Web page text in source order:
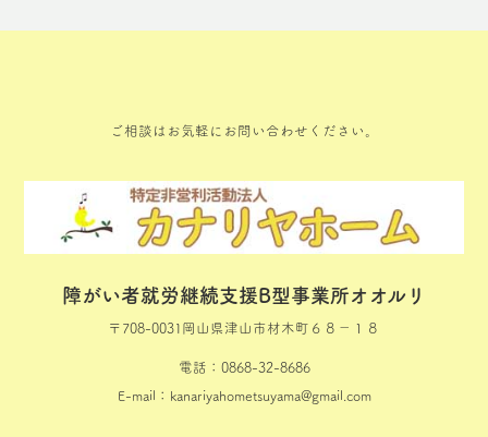
ご相談はお気軽にお問い合わせください。
障がい者就労継続支援B型事業所オオルリ
〒708-0031 岡山県津山市材木町６８−１８
電話：0868-32-8686
E-mail：kanariyahometsuyama@gmail.com